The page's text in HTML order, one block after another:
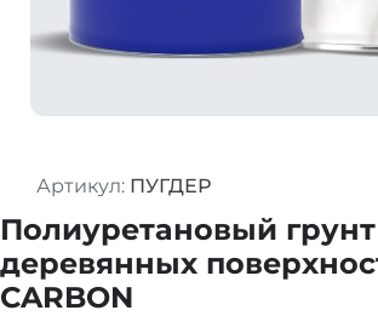
Артикул: ПУГДЕР
Полиуретановый
деревянных
CARBON